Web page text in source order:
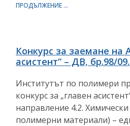
ПРОДЪЛЖЕНИЕ ...
Конкурс за заемане на
асистент“ – ДВ, бр.98/
Институтът по полимери
конкурс за „главен
направление 4.2.
полимерни материали) –